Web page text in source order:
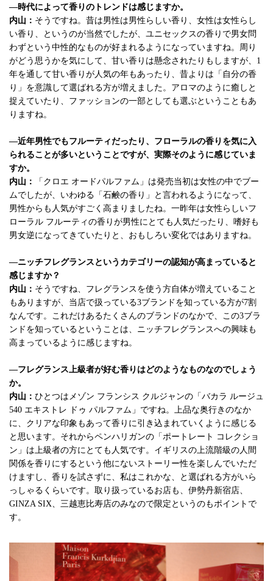
—時代によって香りのトレンドは感じますか。
内山： そうですね。昔は男性は男性らしい香り、女性は女性らし
い香り、というのが当然でしたが、ユニセックスの香りで男女問
わずという中性的なものが好まれるようになっていますね。周り
がどう思うかを気にして、甘い香りは懸念されたりもしますが、1
年を通して甘い香りが人気の年もあったり、昔よりは「自分の香
り」を意識して選ばれる方が増えました。アロマのように癒しと
捉えていたり、ファッションの一部としても選ぶということもあ
りますね。
—近年男性でもフルーティだったり、フローラルの香りを気に入
られることが多いということですが、実際そのように感じていま
すか。
内山：
「クロエ オードパルファム」は発売当初は女性の中でブー
ムでしたが、いわゆる「石鹸の香り」と言われるようになって、
男性からも人気がすごく高まりましたね。一昨年は女性らしいフ
ローラル フルーティの香りが男性にとても人気だったり、嗜好も
男女逆になってきていたりと、おもしろい変化ではありますね。
—ニッチフレグランスというカテゴリーの認知が高まっていると
感じますか？
内山： そうですね、フレグランスを使う方自体が増えていること
もありますが、当店で扱っている3ブランドを知っている方が7割
なんです。これだけあるたくさんのブランドのなかで、この3ブラ
ンドを知っているということは、ニッチフレグランスへの興味も
高まっているように感じますね。
—フレグランス上級者が好む香りはどのようなものなのでしょう
か。
内山： ひとつはメゾン フランシス クルジャンの「バカラ ルージュ
540 エキストレ ドゥ パルファム」ですね。上品な奥行きのなか
に、クリアな印象もあって香りに引き込まれていくように感じる
と思います。それからペンハリガンの「ポートレート コレクショ
ン」は上級者の方にとても人気です。イギリスの上流階級の人間
関係を香りにするという他にないストーリー性を楽しんでいただ
けますし、香りを試さずに、私はこれかな、と選ばれる方がいら
っしゃるくらいです。取り扱っているお店も、伊勢丹新宿店、
GINZA SIX、三越恵比寿店のみなので限定というのもポイントで
す。